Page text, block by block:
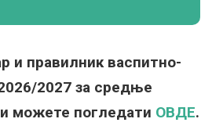
и правилник васпитно-
2027 за средње
можете погледати ОВДЕ.